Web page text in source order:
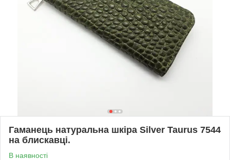
Гаманець натуральна шкіра Silver Taurus 7544
на блискавці.
В наявності